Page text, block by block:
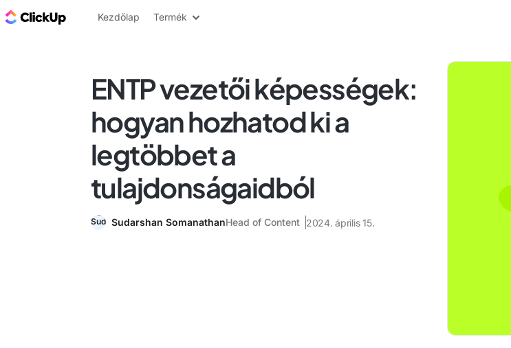
ClickUp blog
Kezdőlap Termék
ENTP vezetői képességek:
hogyan hozhatod ki a
legtöbbet a
tulajdonságaidból
Sudarshan SomanathanHead of Content 2024. április 15.